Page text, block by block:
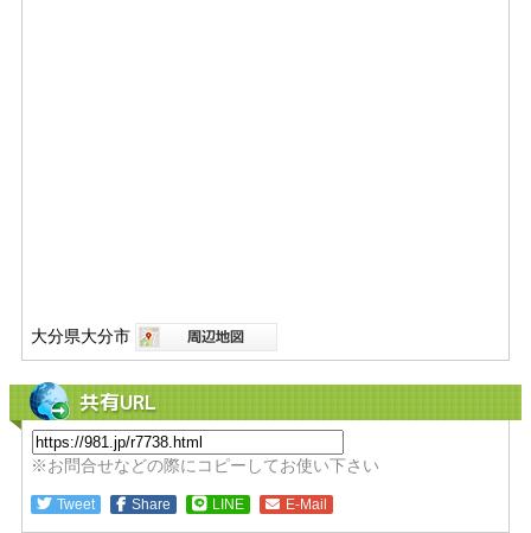
大分県大分市
共有URL
※お問合せなどの際にコピーしてお使い下さい
Tweet Share LINE E-Mail